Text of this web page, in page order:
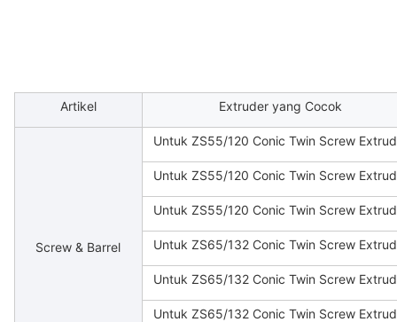
Artikel Extruder yang Cocok
Screw & Barrel
Untuk ZS55/120 Conic Twin Screw
Untuk ZS55/120 Conic Twin Screw
Untuk ZS55/120 Conic Twin Screw
Untuk ZS65/132 Conic Twin Screw
Untuk ZS65/132 Conic Twin Screw
Untuk ZS65/132 Conic Twin Screw